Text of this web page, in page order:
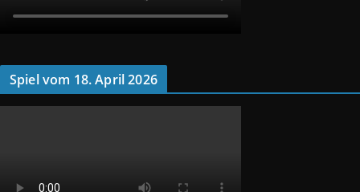
Spiel vom 18. April 2026